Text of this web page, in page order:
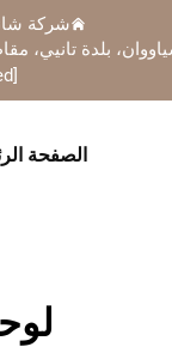
شركة
بلدة تانيي،
الصفحة